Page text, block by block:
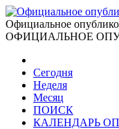
Официальное
ОФИЦИАЛЬНОЕ
Сегодня
Неделя
Месяц
ПОИСК
КАЛЕНДАРЬ